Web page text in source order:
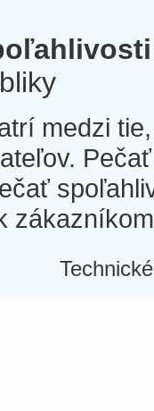
medzi